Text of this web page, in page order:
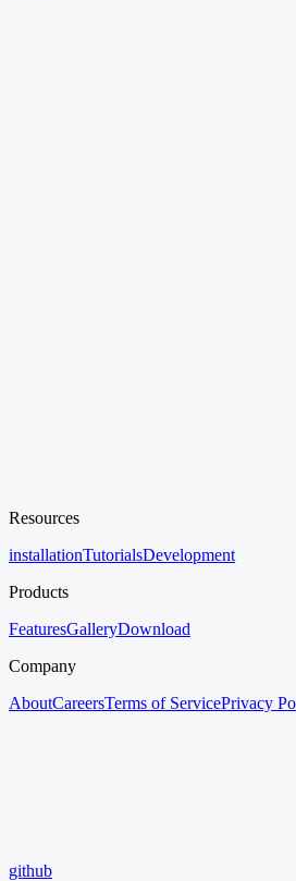
Resources
installationTutorialsDevelopment
Products
FeaturesGalleryDownload
Company
AboutCareersTerms of ServicePrivacy
github